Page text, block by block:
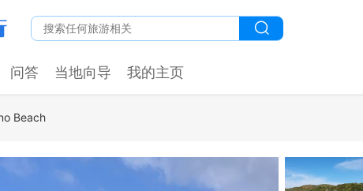
问答 当地向导 我的主页
Beach